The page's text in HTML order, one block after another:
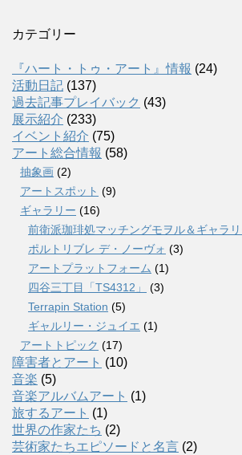
カテゴリー
『ハート・トゥ・アート』情報 (24)
活動日記 (137)
過去記事プレイバック (43)
展示紹介 (233)
イベント紹介 (75)
アート総合情報 (58)
抽象画 (2)
アートスポット (9)
ギャラリー (16)
前衛派珈琲処マッチングモヲル＆ギャラ
ポルトリブレ デ・ノーヴォ (3)
アートプラットフォーム (1)
四谷三丁目「TS4312」
(3)
Terrapin Station (5)
ギャルリー・ジュイエ (1)
アートトピック (17)
障害者とアート (10)
音楽 (5)
音楽アルバムアート (1)
旅するアート (1)
世界の作家たち (2)
芸術家たちエピソードと名言 (2)